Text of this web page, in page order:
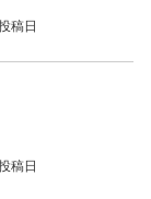
稿日
稿日